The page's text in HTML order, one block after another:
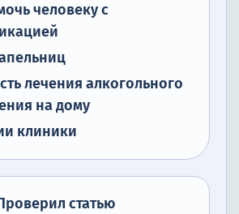
человеку с
лечения алкогольного
на дому
клиники
статью